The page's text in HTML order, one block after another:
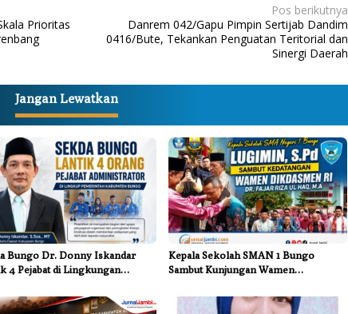
Prioritas
Pos berikutnya
Danrem 042/Gapu Pimpin Sertijab Dandim
0416/Bute, Tekankan Penguatan Teritorial dan
Sinergi Daerah
Jangan Lewatkan
Bungo Dr. Donny Iskandar
4 Pejabat di Lingkungan
Kepala Sekolah SMAN 1 Bungo
Sambut Kunjungan Wamen
untuk Anak Putus Sekolah